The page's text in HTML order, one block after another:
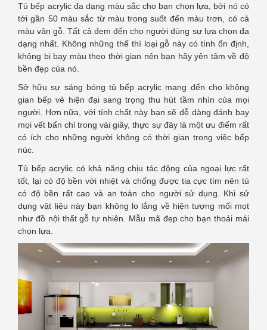
Tủ bếp acrylic đa dạng màu sắc cho bạn chọn lựa, bởi nó có
tới gần 50 màu sắc từ màu trong suốt đến màu trơn, có cả
màu vân gỗ. Tất cả đem đến cho người dùng sự lựa chọn đa
dạng nhất. Không những thế thì loại gỗ này có tính ổn định,
không bị bay màu theo thời gian nên bạn hãy yên tâm về độ
bền đẹp của nó.
Sở hữu sự sáng bóng tủ bếp acrylic mang đến cho không
gian bếp vẻ hiện đại sang trọng thu hút tầm nhìn của mọi
người. Hơn nữa, với tính chất này bạn sẽ dễ dàng đánh bay
mọi vết bẩn chỉ trong vài giây, thực sự đây là một ưu điểm rất
có ích cho những người không có thời gian trong việc bếp
núc.
Tủ bếp acrylic có khả năng chịu tác động của ngoại lực rất
tốt, lại có độ bền với nhiệt và chống được tia cực tím nên tủ
có độ bền rất cao và an toàn cho người sử dụng. Khi sử
dụng vật liệu này bạn không lo lắng về hiện tượng mối mọt
như đồ nội thất gỗ tự nhiên. Mẫu mã đẹp cho bạn thoải mái
chọn lựa.